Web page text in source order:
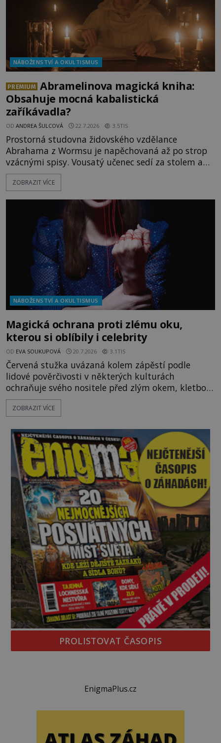
NÁBOŽENSTVÍ A OKULTISMUS
PREMIUM
Abramelinova magická kniha:
Obsahuje mocná kabalistická
zaříkávadla?
OD ANDREA ŠULCOVÁ 22.7.2026 3.5TIS
Prostorná studovna židovského vzdělance
Abrahama z Wormsu je napěchovaná až po strop
vzácnými spisy. Vousatý učenec sedí za stolem a
před sebou má rozložený jeden z nejzáhadnějších
magických textů. Jde o Abramelinův grimoár, který
kouzla, jak si někteří myslí, nebo jde o pouhou
pověru? Už šest měsíců pobývá
ZOBRAZIT VÍCE
NÁBOŽENSTVÍ A OKULTISMUS
Magická ochrana proti zlému oku,
kterou si oblíbily i celebrity
OD EVA SOUKUPOVÁ 20.7.2026 3.1TIS
Červená stužka uvázaná kolem zápěstí podle
lidové pověrčivosti v některých kulturách
ochraňuje svého nositele před zlým okem, kletbou,
která může přivodit neštěstí či nemoc. S tímto
nenápadným symbolem magické ochrany lze
nebo Leonarda DiCapria. Na Blízkém východě a v
židovských komunitách po celém světě, je
ZOBRAZIT VÍCE
PROLISTOVAT ČASOPIS
EnigmaPlus.cz